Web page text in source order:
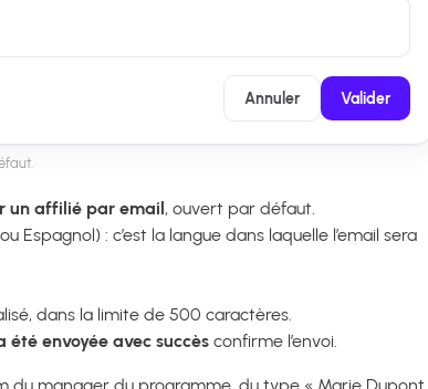
Annuler Valider
un affilié par email , ouvert par défaut.
Espagnol) : c’est la langue dans laquelle l’email sera
dans la limite de 500 caractères.
envoyée avec succès confirme l’envoi.